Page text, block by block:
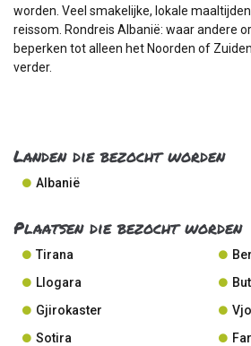
worden. Veel smakelijke, lokale
reissom. Rondreis Albanië: waar andere
beperken tot alleen het Noorden of
verder.
Landen die bezocht worden
Albanië
Plaatsen die bezocht worden
Tirana
Llogara
Gjirokaster
Sotira